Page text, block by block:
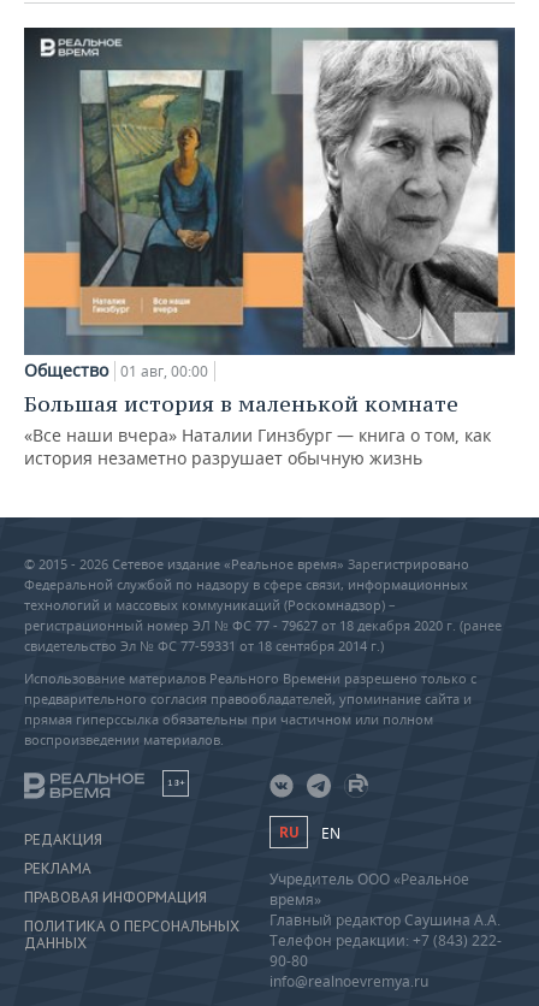
Общество 01 авг, 00:00
Большая история в маленькой комнате
«Все наши вчера» Наталии Гинзбург — книга о том, как
история незаметно разрушает обычную жизнь
© 2015 - 2026 Сетевое издание «Реальное время» Зарегистрировано
Федеральной службой по надзору в сфере связи, информационных
технологий и массовых коммуникаций (Роскомнадзор) –
регистрационный номер ЭЛ № ФС 77 - 79627 от 18 декабря 2020 г. (ранее
свидетельство Эл № ФС 77-59331 от 18 сентября 2014 г.)
Использование материалов Реального Времени разрешено только с
предварительного согласия правообладателей, упоминание сайта и
прямая гиперссылка обязательны при частичном или полном
воспроизведении материалов.
18+
РЕДАКЦИЯ
РЕКЛАМА
ПРАВОВАЯ ИНФОРМАЦИЯ
ПОЛИТИКА О ПЕРСОНАЛЬНЫХ
ДАННЫХ
RU EN
Учредитель ООО «Реальное
время»
Главный редактор Саушина А.А.
Телефон редакции: +7 (843) 222-
90-80
info@realnoevremya.ru